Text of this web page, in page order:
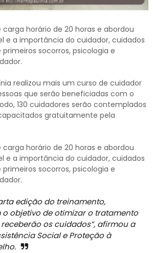
carga horário de 20 horas e abordou
e a importância do cuidador, cuidados
socorros, psicologia e
realizou mais um curso de cuidador
que serão beneficiadas com o
130 cuidadores serão contemplados
gratuitamente pela
carga horário de 20 horas e abordou
e a importância do cuidador, cuidados
socorros, psicologia e
edição do treinamento,
objetivo de otimizar o tratamento
os cuidados”, afirmou a
Social e Proteção à